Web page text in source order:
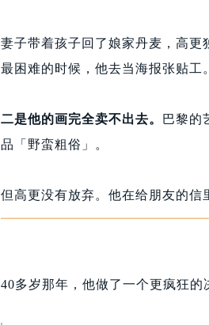
妻子带着孩子回了娘家丹麦，高更
最困难的时候，他去当海报张贴工。
二是他的画完全卖不出去。
巴黎的
品「野蛮粗俗」。
但高更没有放弃。他在给朋友的信
40多岁那年，他做了一个更疯狂的